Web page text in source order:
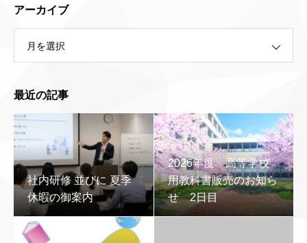
アーカイブ
月を選択
最近の記事
社内研修 並びに 夏季
休暇の御案内
2026年度 高等学校
用教科書販売のお知ら
せ 2日目